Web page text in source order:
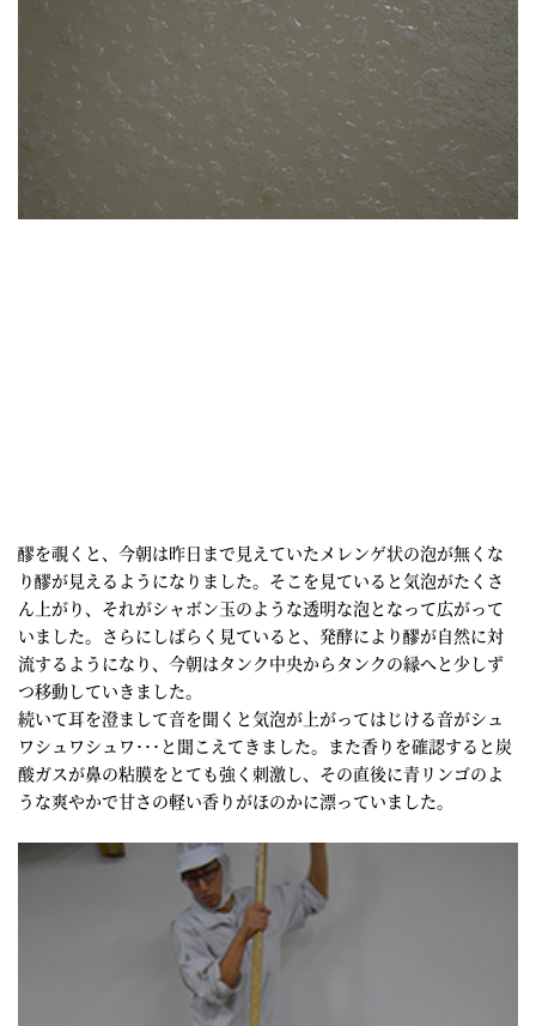
醪を覗くと、今朝は昨日まで見えていたメレンゲ状の泡が無くな
り醪が見えるようになりました。そこを見ていると気泡がたくさ
ん上がり、それがシャボン玉のような透明な泡となって広がって
いました。さらにしばらく見ていると、発酵により醪が自然に対
流するようになり、今朝はタンク中央からタンクの縁へと少しず
つ移動していきました。
続いて耳を澄まして音を聞くと気泡が上がってはじける音がシュ
ワシュワシュワ･･･と聞こえてきました。また香りを確認すると炭
酸ガスが鼻の粘膜をとても強く刺激し、その直後に青リンゴのよ
うな爽やかで甘さの軽い香りがほのかに漂っていました。